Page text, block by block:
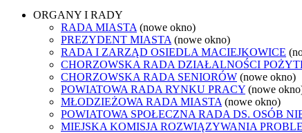
ORGANY I RADY
RADA MIASTA (nowe okno)
PREZYDENT MIASTA (nowe okno)
RADA I ZARZĄD OSIEDLA MACIEJKOWICE
CHORZOWSKA RADA DZIAŁALNOŚCI
CHORZOWSKA RADA SENIORÓW (nowe okno)
POWIATOWA RADA RYNKU PRACY (nowe
MŁODZIEŻOWA RADA MIASTA (nowe okno)
POWIATOWA SPOŁECZNA RADA DS. OSÓB
MIEJSKA KOMISJA ROZWIĄZYWANIA